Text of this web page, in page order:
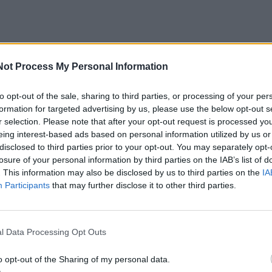
Process My Personal Information
opt-out of the sale, sharing to third parties, or processing of your
for targeted advertising by us, please use the below opt-out
selection. Please note that after your opt-out request is processed
interest-based ads based on personal information utilized by us
to third parties prior to your opt-out. You may separately
of your personal information by third parties on the IAB’s list of
This information may also be disclosed by us to third parties on the
Participants that may further disclose it to other third parties.
Data Processing Opt Outs
opt-out of the Sharing of my personal data.
pavojingi naujagimiui?
infekcijomis taip, kaip vaikai ir suaugusieji. Vaikai ir
su infekcija, o bučiuodami naujagimį virusą perduoda
gali būti sunkiau su juo kovoti“, - aiškino sertifikuota
daktarė Laura Purdy.
jei manote, kad nesergate, vis tiek yra rizika susirgti,
būdas.